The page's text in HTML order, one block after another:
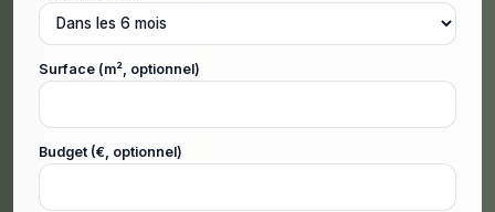
Surface (m², optionnel)
Budget (€, optionnel)